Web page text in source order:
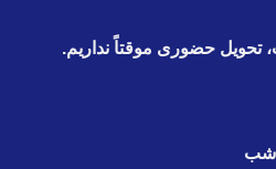
تحویل حضوری موقتاً نداریم.